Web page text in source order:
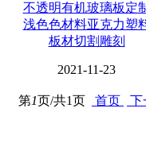
不透明有机玻璃板定
浅色色材料亚克力塑
板材切割雕刻
2021-11-23
第1页/共1页 首页